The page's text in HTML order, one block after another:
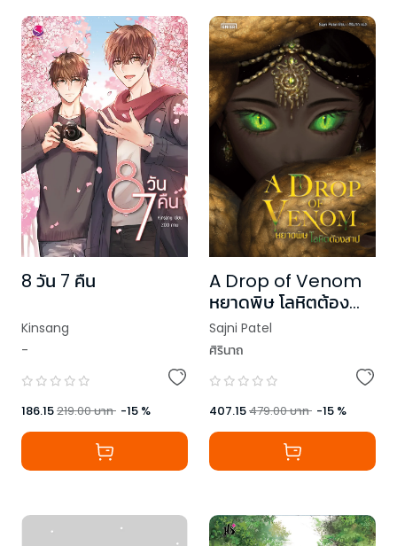
8 วัน 7 คืน
Kinsang
-
186.15219.00บาท -15 %
A Drop of Venom
หยาดพิษ โลหิตต้อง
สาป
Sajni Patel
ศิรินาถ
407.15479.00บาท -15 %